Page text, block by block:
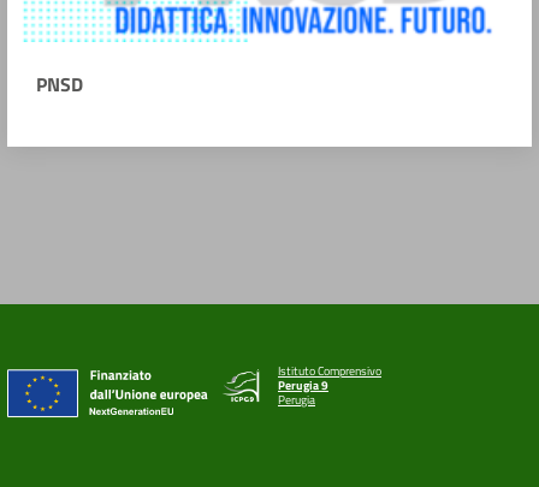
PNSD
Istituto Comprensivo
Perugia 9
Perugia